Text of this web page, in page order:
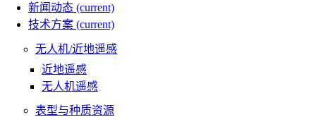
新闻动态 (current)
技术方案 (current)
无人机/近地遥感
近地遥感
无人机遥感
表型与种质资源